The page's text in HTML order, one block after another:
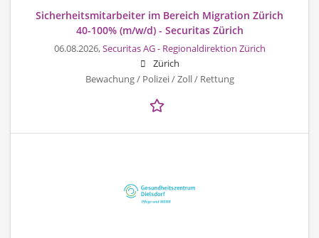
Sicherheitsmitarbeiter im Bereich Migration Zürich
40-100% (m/w/d) - Securitas Zürich
06.08.2026,Securitas AG - Regionaldirektion Zürich
Zürich
Bewachung / Polizei / Zoll / Rettung